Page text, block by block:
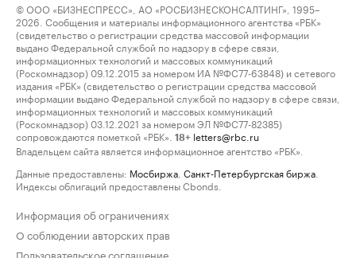
© ООО «БИЗНЕСПРЕСС», АО «РОСБИЗНЕСКОНСАЛТИНГ», 1995–
2026. Сообщения и материалы информационного агентства «РБК»
(свидетельство о регистрации средства массовой информации
выдано Федеральной службой по надзору в сфере связи,
информационных технологий и массовых коммуникаций
(Роскомнадзор) 09.12.2015 за номером ИА №ФС77-63848) и сетевого
издания «РБК» (свидетельство о регистрации средства массовой
информации выдано Федеральной службой по надзору в сфере связи,
информационных технологий и массовых коммуникаций
(Роскомнадзор) 03.12.2021 за номером ЭЛ №ФС77-82385)
сопровождаются пометкой «РБК».
18+ letters@rbc.ru
Владельцем сайта является информационное агентство «РБК».
Данные предоставлены: Мосбиржа Санкт-Петербургская биржа
Индексы облигаций предоставлены Cbonds.
Информация об ограничениях
О соблюдении авторских прав
Пользовательское соглашение